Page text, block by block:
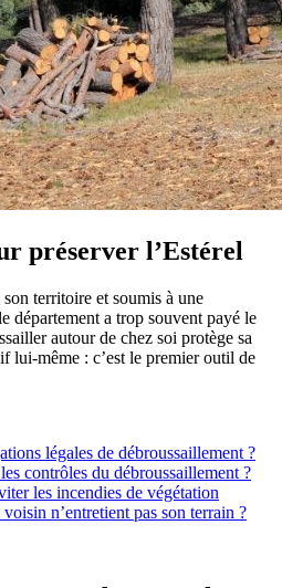
préserver l’Estérel
territoire et soumis à une
département a trop souvent payé le
autour de chez soi protège sa
lui-même : c’est le premier outil de
légales de débroussaillement ?
contrôles du débroussaillement ?
les incendies de végétation
n’entretient pas son terrain ?